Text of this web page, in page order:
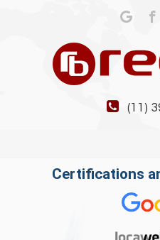
(11)
Certifications